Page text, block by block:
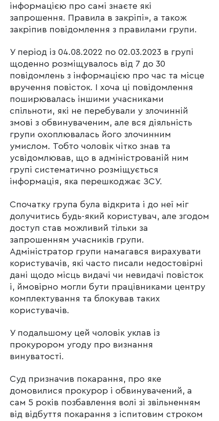
інформацією про самі знаєте які
запрошення. Правила в закріпі», а також
закріпив повідомлення з правилами групи.
У період із 04.08.2022 по 02.03.2023 в групі
щоденно розміщувалось від 7 до 30
повідомлень з інформацією про час та місце
вручення повісток. І хоча ці повідомлення
поширювалась іншими учасниками
спільноти, які не перебували у злочинній
змові з обвинуваченим, але вся діяльність
групи охоплювалась його злочинним
умислом. Тобто чоловік чітко знав та
усвідомлював, що в адміністрованій ним
групі систематично розміщується
інформація, яка перешкоджає ЗСУ.
Спочатку група була відкрита і до неї міг
долучитись будь-який користувач, але згодом
доступ став можливий тільки за
запрошенням учасників групи.
Адміністратор групи намагався вирахувати
користувачів, які часто писали недостовірні
дані щодо місць видачі чи невидачі повісток
і, ймовірно могли бути працівниками центру
комплектування та блокував таких
користувачів.
У подальшому цей чоловік уклав із
прокурором угоду про визнання
винуватості.
Суд призначив покарання, про яке
домовилися прокурор і обвинувачений, а
сам 5 років позбавлення волі зі звільненням
від відбуття покарання з іспитовим строком